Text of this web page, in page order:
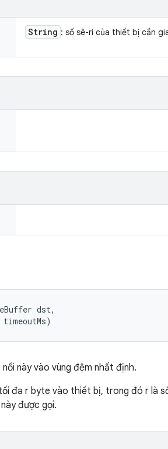
String : số sê-ri của thiết bị cần
dst,
timeoutMs)
này vào vùng đệm nhất định.
đa r byte vào thiết bị, trong đó r là
được gọi.